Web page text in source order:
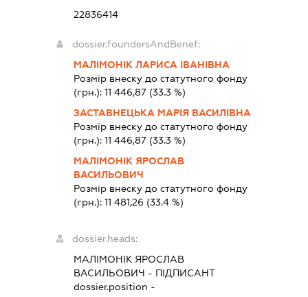
22836414
dossier.foundersAndBenef:
МАЛІМОНІК ЛАРИСА ІВАНІВНА
Розмір внеску до статутного фонду
(грн.): 11 446,87(33.3 %)
ЗАСТАВНЕЦЬКА МАРІЯ ВАСИЛІВНА
Розмір внеску до статутного фонду
(грн.): 11 446,87(33.3 %)
МАЛІМОНІК ЯРОСЛАВ
ВАСИЛЬОВИЧ
Розмір внеску до статутного фонду
(грн.): 11 481,26 (33.4 %)
dossier.heads:
МАЛІМОНІК ЯРОСЛАВ
ВАСИЛЬОВИЧ - ПІДПИСАНТ
dossier.position -